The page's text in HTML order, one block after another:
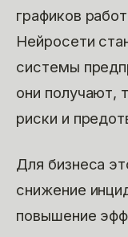
графиков
Нейросети
системы
они получают,
риски и
Для бизнеса
снижение
повышение